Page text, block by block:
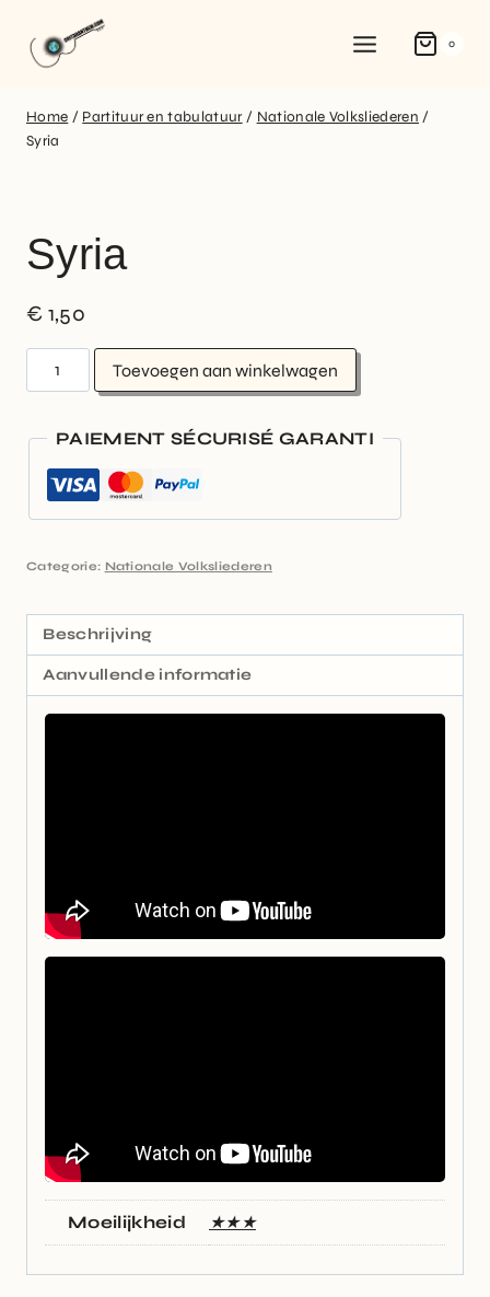
0
Home / Partituur en tabulatuur / Nationale Volksliederen /
Syria
Syria
€ 1,50
Toevoegen aan winkelwagen
PAIEMENT SÉCURISÉ GARANTI
Categorie: Nationale Volksliederen
Beschrijving
Aanvullende informatie
Moeilijkheid ★★★